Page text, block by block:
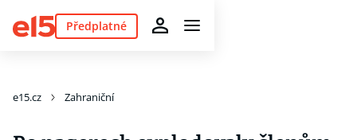
Předplatné
e15.cz Zahraniční